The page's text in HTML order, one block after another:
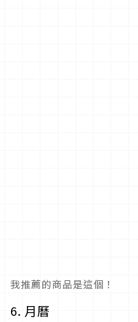
我推薦的商品是這個！
6. 月曆